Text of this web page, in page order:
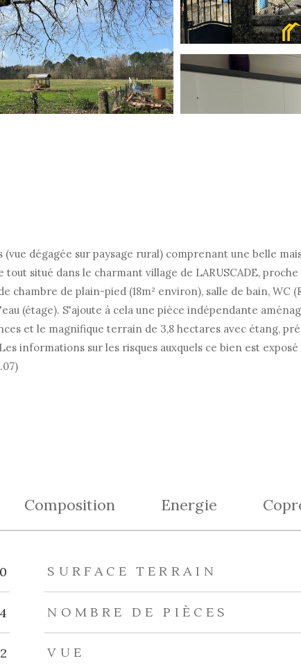
dégagée sur paysage rural) comprenant une belle
situé dans le charmant village de LARUSCADE,
de plain-pied (18m² environ), salle de bain, WC
(étage). S'ajoute à cela une pièce indépendante
et le magnifique terrain de 3,8 hectares avec étang,
informations sur les risques auxquels ce bien est
Composition Energie
SURFACE TERRAIN
4 NOMBRE DE PIÈCES
2 VUE